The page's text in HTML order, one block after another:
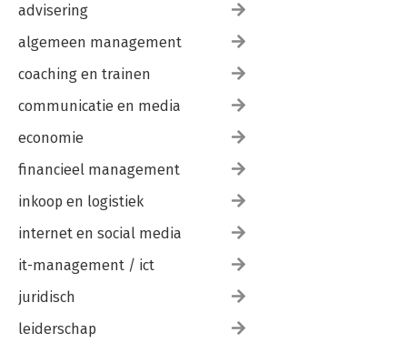
advisering
algemeen management
coaching en trainen
communicatie en media
economie
financieel management
inkoop en logistiek
internet en social media
it-management / ict
juridisch
leiderschap